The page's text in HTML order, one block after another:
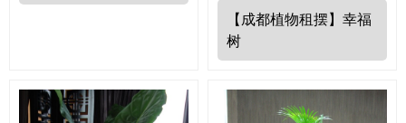
【成都植物租摆】幸福
树